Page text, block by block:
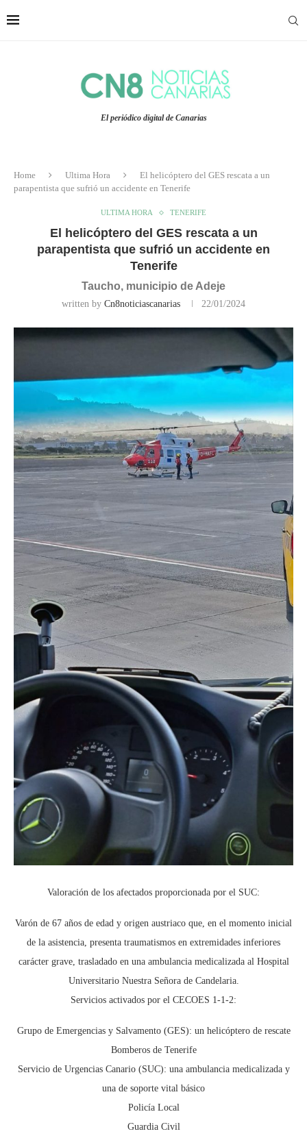
El periódico digital de Canarias
Home Ultima Hora
El helicóptero del GES rescata a un
parapentista que sufrió un accidente en Tenerife
ULTIMA HORA TENERIFE
El helicóptero del GES rescata a un
parapentista que sufrió un accidente en
Tenerife
Taucho, municipio de Adeje
written by Cn8noticiascanarias 22/01/2024
Valoración de los afectados proporcionada por el SUC:
Varón de 67 años de edad y origen austriaco que, en el momento inicial
de la asistencia, presenta traumatismos en extremidades inferiores
carácter grave, trasladado en una ambulancia medicalizada al Hospital
Universitario Nuestra Señora de Candelaria.
Servicios activados por el CECOES 1-1-2:
Grupo de Emergencias y Salvamento (GES): un helicóptero de rescate
Bomberos de Tenerife
Servicio de Urgencias Canario (SUC): una ambulancia medicalizada y
una de soporte vital básico
Policía Local
Guardia Civil